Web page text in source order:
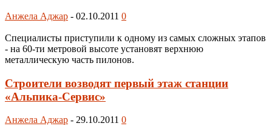
Анжела Аджар - 02.10.2011 0
Специалисты приступили к одному из самых сложных этапов
- на 60-ти метровой высоте установят верхнюю
металлическую часть пилонов.
Строители возводят первый этаж станции
«Альпика-Сервис»
Анжела Аджар - 29.10.2011 0